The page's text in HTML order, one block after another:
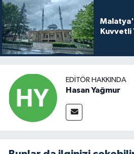
Kuvvetli
EDITÖR HAKKINDA
Hasan Yağmur